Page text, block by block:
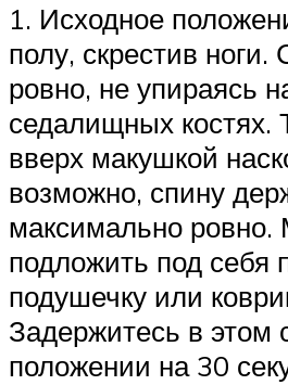
1. Исходное
полу, скрестив
ровно, не упираясь
седалищных костях.
вверх макушкой
возможно, спину
максимально ровно.
подложить под себя
подушечку или
Задержитесь в этом
положении на 30